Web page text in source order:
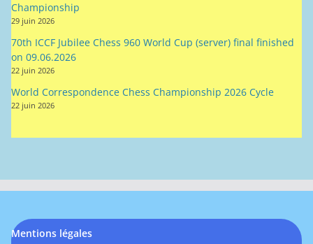
Championship
29 juin 2026
70th ICCF Jubilee Chess 960 World Cup (server) final finished
on 09.06.2026
22 juin 2026
World Correspondence Chess Championship 2026 Cycle
22 juin 2026
Mentions légales